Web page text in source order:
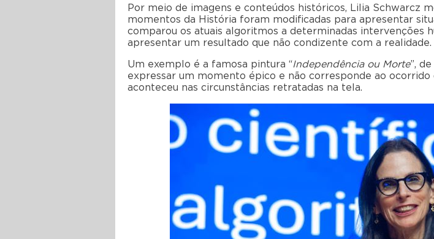
Por meio de imagens e conteúdos históricos, Lilia Schwarcz
momentos da História foram modificadas para apresentar
comparou os atuais algoritmos a determinadas intervenções
apresentar um resultado que não condizente com a realidade.
Um exemplo é a famosa pintura “Independência ou Morte”,
expressar um momento épico e não corresponde ao
aconteceu nas circunstâncias retratadas na tela.